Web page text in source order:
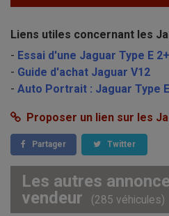
Liens utiles concernant les
- Essai d'une Jaguar Type E
- Guide d'achat Jaguar V12
- Auto Portrait : Jaguar Type E
Proposer un lien sur les
Partager Twitter
Les autres
vendeur
(285 véhicules)